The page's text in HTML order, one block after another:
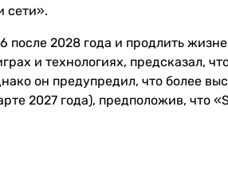
сети».
после 2028 года и продлить
и технологиях, предсказал,
он предупредил, что более
2027 года), предположив, что